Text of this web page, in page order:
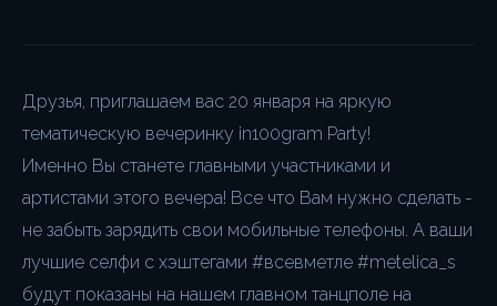
Друзья, приглашаем вас 20 января на яркую
тематическую вечеринку in100gram Party!
Именно Вы станете главными участниками и
артистами этого вечера! Все что Вам нужно сделать -
не забыть зарядить свои мобильные телефоны. А ваши
лучшие селфи с хэштегами #всевметле #metelica_s
будут показаны на нашем главном танцполе на